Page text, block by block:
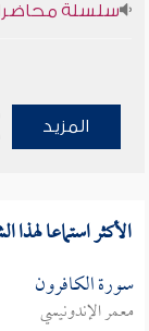
سلسلة محاضرات
المزيد
الأكثر استماعا لهذا
سورة الكافرون
معمر الإندونيسي